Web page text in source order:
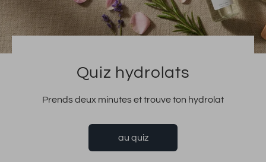
Quiz hydrolats
Prends deux minutes et trouve ton hydrolat
au quiz